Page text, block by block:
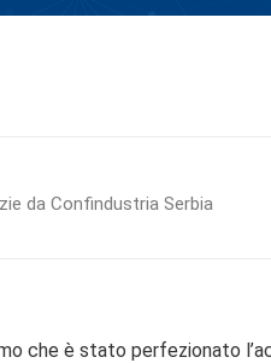
da Confindustria Serbia
che è stato perfezionato